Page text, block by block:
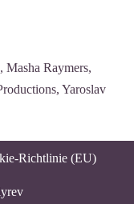
Masha Raymers,
Yaroslav
Richtlinie (EU)